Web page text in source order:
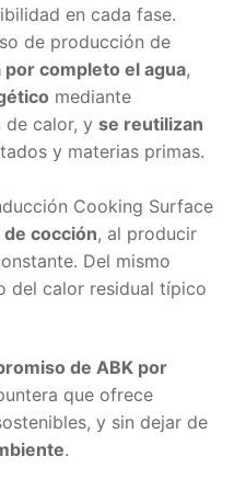
en cada fase.
de producción de
completo el agua,
mediante
calor, y se reutilizan
y materias primas.
Cooking Surface
cocción, al producir
Del mismo
del calor residual típico
de ABK por
que ofrece
y sin dejar de
.